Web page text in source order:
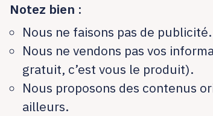
Notez bien :
Nous ne faisons pas de publicité.
Nous ne vendons pas vos
gratuit, c’est vous le produit).
Nous proposons des contenus
ailleurs.